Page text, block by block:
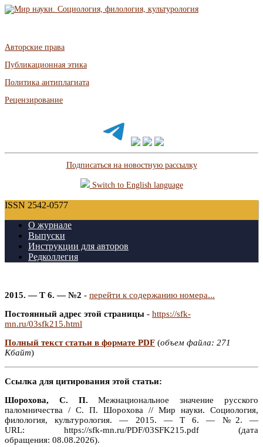
Авторские права
Публикационная этика
Политика антиплагиата
Рецензирование
Подписаться на новостную рассылку
Switch to English language
ISSN 2542-0577
О журнале
Выпуски
Инструкции для авторов
Редколлегия
2015. — Т 6. — №2 - перейти к содержанию номера...
Постоянный адрес этой страницы - https://sfk-
mn.ru/03sfk215.html
Полный текст статьи в формате PDF (объем файла: 271
Кбайт)
Ссылка для цитирования этой статьи:
Шорохова, С. П. Межнациональное значение русского
паломничества / С. П. Шорохова // Мир науки. Социология,
филология, культурология. — 2015. — Т 6. — №2. —
URL: https://sfk-mn.ru/PDF/03SFK215.pdf (дата
обращения: 08.08.2026).